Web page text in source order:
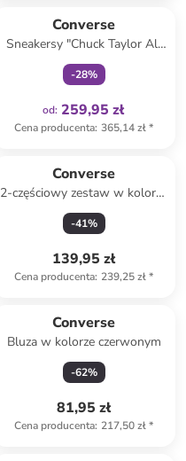
Converse
Sneakersy "Chuck Taylor All
Star Platform " w kolorze
czarnym
-28%
od: 259,95 zł
Cena producenta: 365,14 zł*
Converse
2-częściowy zestaw w kolorze
antracytowym
-41%
139,95 zł
Cena producenta: 239,25 zł*
Converse
Bluza w kolorze czerwonym
-62%
81,95 zł
Cena producenta: 217,50 zł*